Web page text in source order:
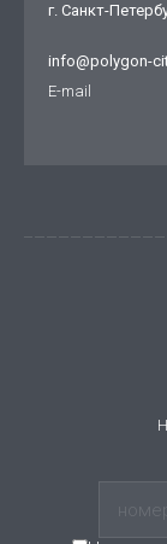
г. Санкт-
info@polygon-
E-mail